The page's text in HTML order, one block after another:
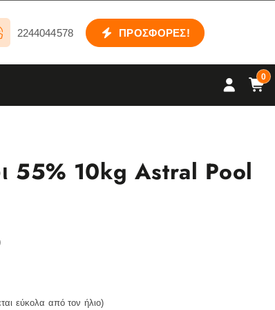
2244044578 ΠΡΟΣΦΟΡΕΣ!
0
55% 10kg Astral Pool
εύκολα από τον ήλιο)